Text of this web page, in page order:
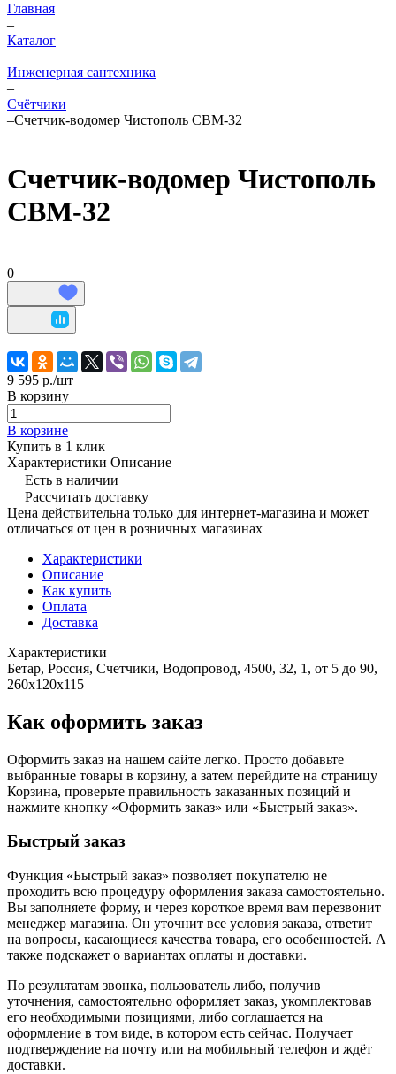
Главная
–
Каталог
–
Инженерная сантехника
–
Счётчики
–Счетчик-водомер Чистополь СВМ-32
Счетчик-водомер Чистополь
СВМ-32
0
9 595 р./шт
В корзину
В корзине
Купить в 1 клик
Характеристики Описание
Есть в наличии
Рассчитать доставку
Цена действительна только для интернет-магазина и может
отличаться от цен в розничных магазинах
Характеристики
Описание
Как купить
Оплата
Доставка
Характеристики
Бетар, Россия, Счетчики, Водопровод, 4500, 32, 1, от 5 до 90,
260х120х115
Как оформить заказ
Оформить заказ на нашем сайте легко. Просто добавьте
выбранные товары в корзину, а затем перейдите на страницу
Корзина, проверьте правильность заказанных позиций и
нажмите кнопку «Оформить заказ» или «Быстрый заказ».
Быстрый заказ
Функция «Быстрый заказ» позволяет покупателю не
проходить всю процедуру оформления заказа самостоятельно.
Вы заполняете форму, и через короткое время вам перезвонит
менеджер магазина. Он уточнит все условия заказа, ответит
на вопросы, касающиеся качества товара, его особенностей. А
также подскажет о вариантах оплаты и доставки.
По результатам звонка, пользователь либо, получив
уточнения, самостоятельно оформляет заказ, укомплектовав
его необходимыми позициями, либо соглашается на
оформление в том виде, в котором есть сейчас. Получает
подтверждение на почту или на мобильный телефон и ждёт
доставки.